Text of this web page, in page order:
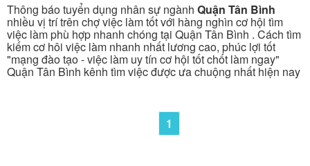
Thông báo tuyển dụng nhân sự ngành Quận Tân Bình
nhiều vị trí trên chợ việc làm tốt với hàng nghìn cơ hội tìm
việc làm phù hợp nhanh chóng tại Quận Tân Bình . Cách tìm
kiếm cơ hôi việc làm nhanh nhất lương cao, phúc lợi tốt
"mạng đào tạo - việc làm uy tín cơ hội tốt chốt làm ngay"
Quận Tân Bình kênh tìm việc được ưa chuộng nhất hiện nay
1